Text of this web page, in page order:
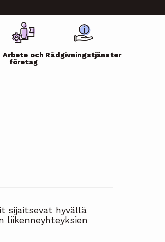
Arbete och
företag
Rådgivningstjänster
sijaitsevat hyvällä
liikenneyhteyksien